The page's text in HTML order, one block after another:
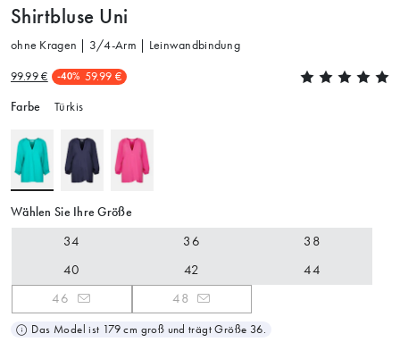
Shirtbluse Uni
ohne Kragen | 3/4-Arm | Leinwandbindung
99.99 € -40% 59.99 €
Farbe Türkis
Wählen Sie Ihre Größe
34 36
38
40
42
44
46
48
Das Model ist 179 cm groß und trägt Größe 36.